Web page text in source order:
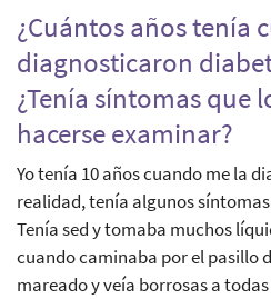
¿Cuántos años tenía
diagnosticaron
¿Tenía síntomas que
hacerse examinar?
Yo tenía 10 años cuando me la
realidad, tenía algunos
Tenía sed y tomaba muchos
cuando caminaba por el pasillo
mareado y veía borrosas a